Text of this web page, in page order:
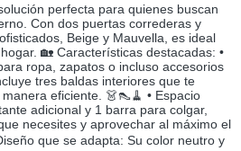
perfecta para quienes buscan
Con dos puertas correderas y
Beige y Mauvella, es ideal
🏡 Características destacadas: •
ropa, zapatos o incluso accesorios
tres baldas interiores que te
eficiente. 👗👠🧹 • Espacio
adicional y 1 barra para colgar,
necesites y aprovechar al máximo el
que se adapta: Su color neutro y